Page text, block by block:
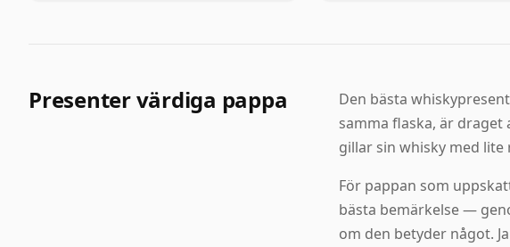
Presenter värdiga pappa
Den bästa
samma flaska, är
gillar sin whisky med lite
För pappan som
bästa bemärkelse —
om den betyder något.